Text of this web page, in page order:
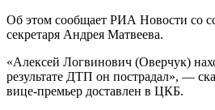
Об этом сообщает РИА Новости со
секретаря Андрея Матвеева.
«Алексей Логвинович (Оверчук)
результате ДТП он пострадал», —
вице-премьер доставлен в ЦКБ.